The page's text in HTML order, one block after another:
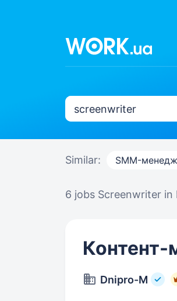
Similar: SMM-
6 jobs Screenwriter in
Контент-
Dnipro-M